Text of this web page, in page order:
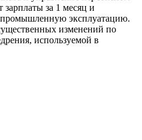
за 1 месяц и
эксплуатацию.
изменений по
используемой в